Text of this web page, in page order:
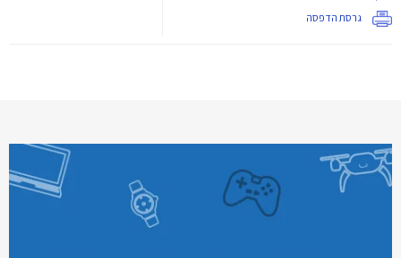
גרסת הדפסה